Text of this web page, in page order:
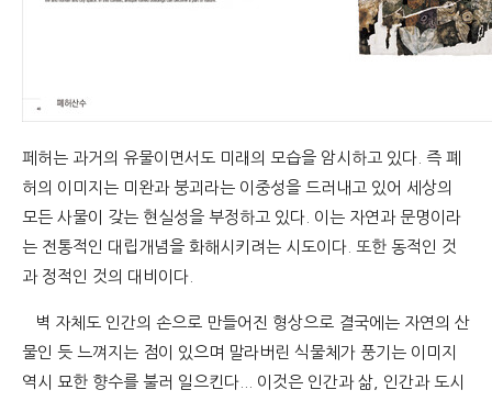
페허는 과거의 유물이면서도 미래의 모습을 암시하고 있다. 즉 폐
허의 이미지는 미완과 붕괴라는 이중성을 드러내고 있어 세상의
모든 사물이 갖는 현실성을 부정하고 있다. 이는 자연과 문명이라
는 전통적인 대립개념을 화해시키려는 시도이다. 또한 동적인 것
과 정적인 것의 대비이다.
벽 자체도 인간의 손으로 만들어진 형상으로 결국에는 자연의 산
물인 듯 느껴지는 점이 있으며 말라버린 식물체가 풍기는 이미지
역시 묘한 향수를 불러 일으킨다... 이것은 인간과 삶, 인간과 도시